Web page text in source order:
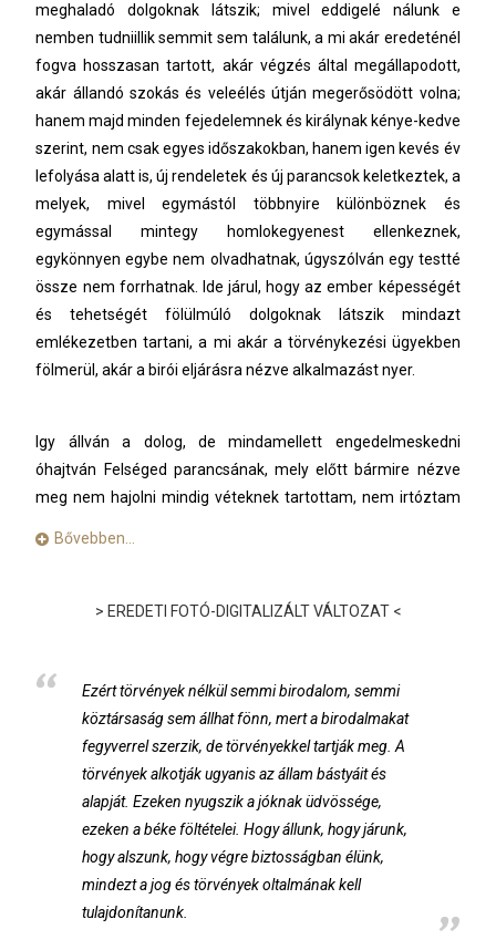
meghaladó dolgoknak látszik; mivel eddigelé nálunk e
nemben tudniillik semmit sem találunk, a mi akár eredeténél
fogva hosszasan tartott, akár végzés által megállapodott,
akár állandó szokás és veleélés útján megerősödött volna;
hanem majd minden fejedelemnek és királynak kénye-kedve
szerint, nem csak egyes időszakokban, hanemigen kevés év
lefolyása alatt is, új rendeletek és új parancsok keletkeztek, a
melyek, mivel
egymástól többnyire különböznek és
egymással mintegy homlokegyenest ellenkeznek,
egykönnyen egybe nem olvadhatnak, úgyszólván egy testté
össze nem forrhatnak. Ide járul, hogy az ember képességét
és tehetségét fölülmúló dolgoknak látszik mindazt
emlékezetben tartani, a mi akár a törvénykezési ügyekben
fölmerül, akár a birói eljárásra nézve alkalmazást nyer.
Igy állván a dolog, de mindamellett engedelmeskedni
óhajtván Felséged parancsának, mely előtt bármire nézve
meg nem hajolni mindig véteknek tartottam, nem irtóztam
szorgalmat vagy tanultságot, hogy magamat még a velem
legszerencsésebb vezérlete és boldogító uralkodása alatt
hozzáfogok az e tartományban mai napig hallatlan és nagy
szégyenünkre, de még nagyobb veszteségünkre, annyi
század lefolyása alatt elhanyagolt munkához, tudniillik, hogy
az országnak eddigelé szétszórt, csonka, zavart és nem
egészen összeillő statutumait és végzeményeit, törvényeit s
szokásait egybefoglaljam és összekapcsoljam és írásba
téve felségednek közhasználatul való kihirdetés végett
legmélyebb hódolatom hajlandóságával fölajánljam.
Bővebben…
> EREDETI FOTÓ-DIGITALIZÁLT VÁLTOZAT <
Ezért törvények nélkül semmi birodalom, semmi
köztársaság sem állhat fönn, mert a birodalmakat
fegyverrel szerzik, de törvényekkel tartják meg. A
törvények alkotják ugyanis az állam bástyáit és
alapját. Ezeken nyugszik a jóknak üdvössége,
ezeken a béke föltételei. Hogy állunk, hogy járunk,
hogy alszunk, hogy végre biztosságban élünk,
mindezt a jog és törvények oltalmának kell
tulajdonítanunk.